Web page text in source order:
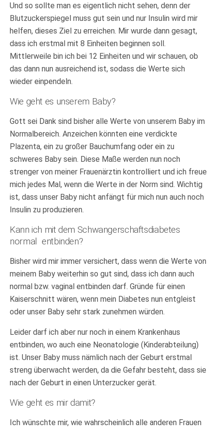
Und so sollte man es eigentlich nicht sehen, denn der
Blutzuckerspiegel muss gut sein und nur Insulin wird mir
helfen, dieses Ziel zu erreichen. Mir wurde dann gesagt,
dass ich erstmal mit 8 Einheiten beginnen soll.
Mittlerweile bin ich bei 12 Einheiten und wir schauen, ob
das dann nun ausreichend ist, sodass die Werte sich
wieder einpendeln.
Wie geht es unserem Baby?
Gott sei Dank sind bisher alle Werte von unserem Baby im
Normalbereich. Anzeichen könnten eine verdickte
Plazenta, ein zu großer Bauchumfang oder ein zu
schweres Baby sein. Diese Maße werden nun noch
strenger von meiner Frauenärztin kontrolliert und ich freue
mich jedes Mal, wenn die Werte in der Norm sind. Wichtig
ist, dass unser Baby nicht anfängt für mich nun auch noch
Insulin zu produzieren.
Kann ich mit dem Schwangerschaftsdiabetes
normal entbinden?
Bisher wird mir immer versichert, dass wenn die Werte von
meinem Baby weiterhin so gut sind, dass ich dann auch
normal bzw. vaginal entbinden darf. Gründe für einen
Kaiserschnitt wären, wenn mein Diabetes nun entgleist
oder unser Baby sehr stark zunehmen würden.
Leider darf ich aber nur noch in einem Krankenhaus
entbinden, wo auch eine Neonatologie (Kinderabteilung)
ist. Unser Baby muss nämlich nach der Geburt erstmal
streng überwacht werden, da die Gefahr besteht, dass sie
nach der Geburt in einen Unterzucker gerät.
Wie geht es mir damit?
Ich wünschte mir, wie wahrscheinlich alle anderen Frauen